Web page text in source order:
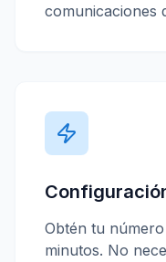
comunicaciones
Obtén tu
minutos. No